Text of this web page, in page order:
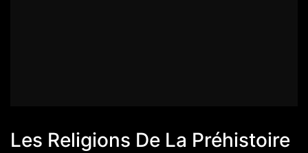
Les Religions De La Préhistoire